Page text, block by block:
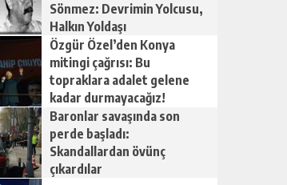
Sönmez: Devrimin Yolcusu,
Halkın Yoldaşı
Özgür Özel’den Konya
mitingi çağrısı: Bu
topraklara adalet gelene
kadar durmayacağız!
Baronlar savaşında son
perde başladı:
Skandallardan övünç
çıkardılar